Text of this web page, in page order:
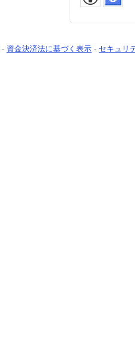
- 資金決済法に基づく表示 - セキュリ